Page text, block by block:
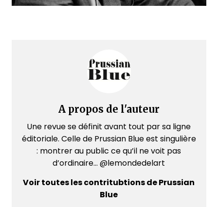
A propos de l'auteur
Une revue se définit avant tout par sa ligne
éditoriale. Celle de Prussian Blue est singulière
: montrer au public ce qu’il ne voit pas
d’ordinaire... @lemondedelart
Voir toutes les contritubtions de Prussian
Blue